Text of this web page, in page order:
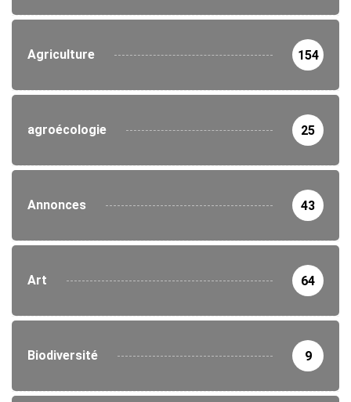
Agriculture 154
agroécologie 25
Annonces 43
Art 64
Biodiversité 9